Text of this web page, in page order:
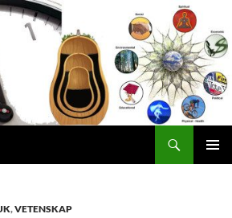
,VETENSKAP